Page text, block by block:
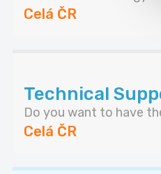
Celá ČR
Technical
Do you want to have
Celá ČR